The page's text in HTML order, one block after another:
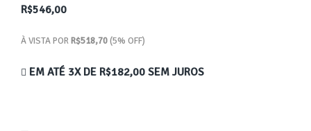
R$546,00
À VISTA PORR$518,70(5% OFF)
EM ATÉ 3X DE R$182,00 SEM JUROS